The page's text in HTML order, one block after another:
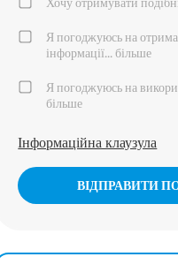
Я погоджуюсь на
інформації... більше
Я погоджуюсь на
більше
Інформаційна клаузула
ВІДПРАВИТИ